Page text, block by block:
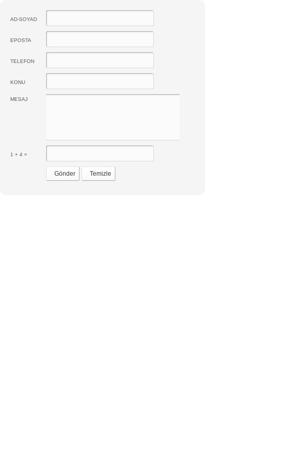
AD-SOYAD
EPOSTA
TELEFON
KONU
MESAJ
1 + 4 =
Gönder Temizle